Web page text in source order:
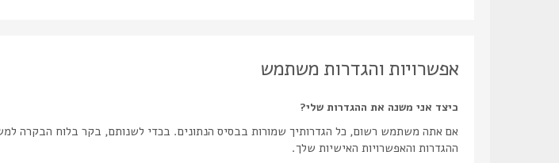
אפשרויות והגדרות משתמש
כיצד אני משנה את ההגדרות שלי?
אם אתה משתמש רשום, כל הגדרותיך שמורות בבסיס הנתונים. בכדי לשנותם, בקר בלוח הבקרה
ההגדרות והאפשרויות האישיות שלך.